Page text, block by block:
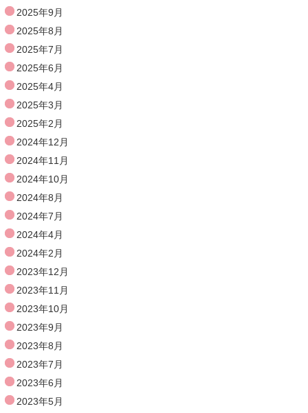
2025年9月
2025年8月
2025年7月
2025年6月
2025年4月
2025年3月
2025年2月
2024年12月
2024年11月
2024年10月
2024年8月
2024年7月
2024年4月
2024年2月
2023年12月
2023年11月
2023年10月
2023年9月
2023年8月
2023年7月
2023年6月
2023年5月